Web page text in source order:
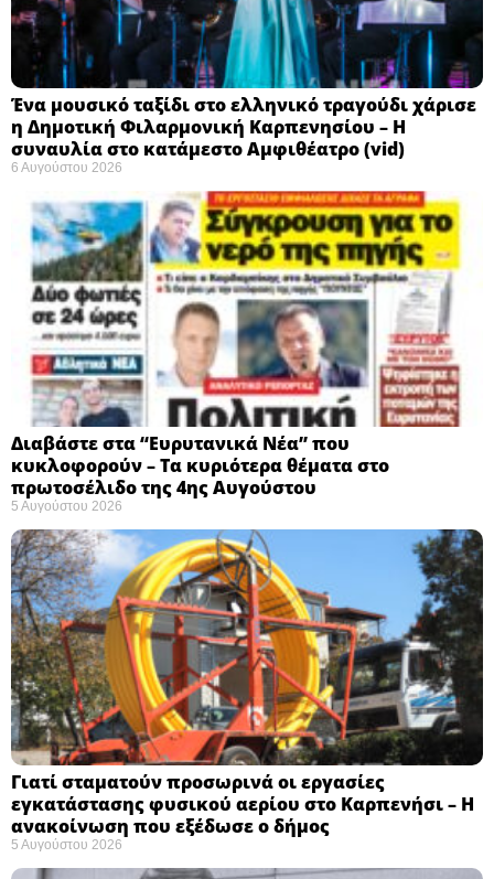
Ένα μουσικό ταξίδι στο ελληνικό τραγούδι χάρισε
η Δημοτική Φιλαρμονική Καρπενησίου – Η
συναυλία στο κατάμεστο Αμφιθέατρο (vid)
6 Αυγούστου 2026
Διαβάστε στα “Ευρυτανικά Νέα” που
κυκλοφορούν – Τα κυριότερα θέματα στο
πρωτοσέλιδο της 4ης Αυγούστου
5 Αυγούστου 2026
Γιατί σταματούν προσωρινά οι εργασίες
εγκατάστασης φυσικού αερίου στο Καρπενήσι – Η
ανακοίνωση που εξέδωσε ο δήμος
5 Αυγούστου 2026